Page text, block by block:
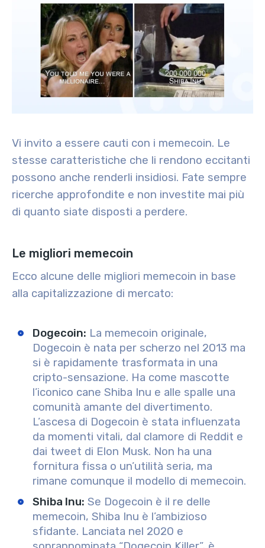
Vi invito a essere cauti con i memecoin. Le
stesse caratteristiche che li rendono eccitanti
possono anche renderli insidiosi. Fate sempre
ricerche approfondite e non investite mai più
di quanto siate disposti a perdere.
Le migliori memecoin
Ecco alcune delle migliori memecoin in base
alla capitalizzazione di mercato:
Dogecoin: La memecoin originale,
Dogecoin è nata per scherzo nel 2013 ma
si è rapidamente trasformata in una
cripto-sensazione. Ha come mascotte
l’iconico cane Shiba Inu e alle spalle una
comunità amante del divertimento.
L’ascesa di Dogecoin è stata influenzata
da momenti vitali, dal clamore di Reddit e
dai tweet di Elon Musk. Non ha una
fornitura fissa o un’utilità seria, ma
rimane comunque il modello di memecoin.
Shiba Inu: Se Dogecoin è il re delle
memecoin, Shiba Inu è l’ambizioso
sfidante. Lanciata nel 2020 e